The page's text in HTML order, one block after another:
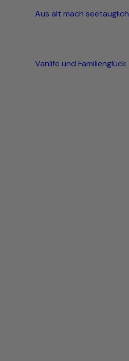
Aus alt mach seetauglich
Vanlife und Familienglück